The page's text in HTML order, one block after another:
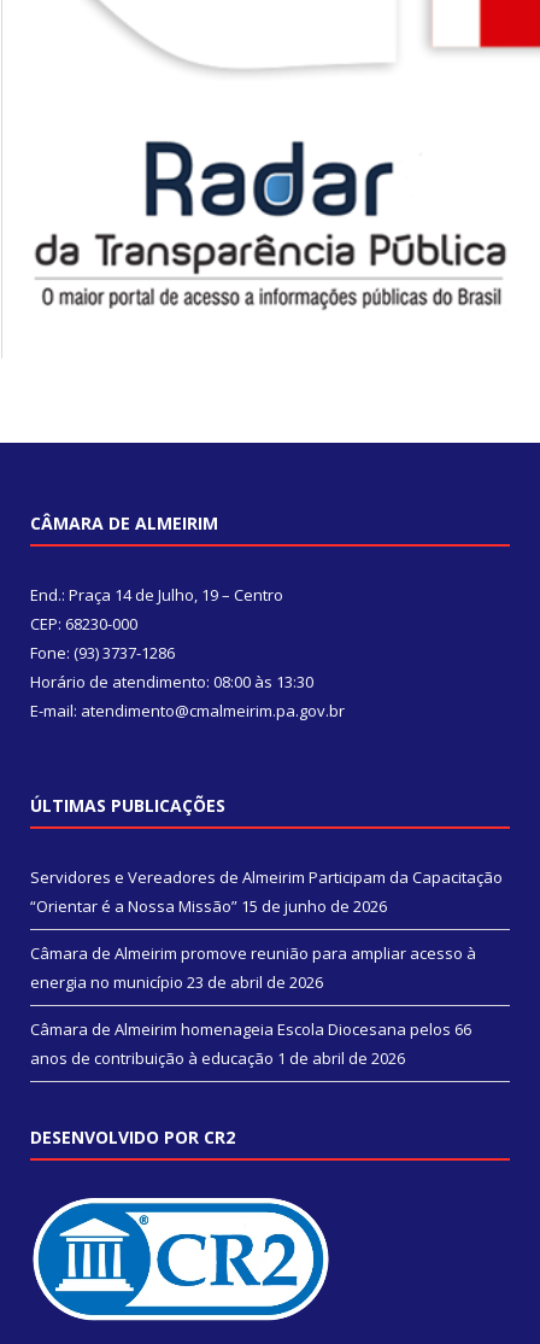
CÂMARA DE ALMEIRIM
End.: Praça 14 de Julho, 19 – Centro
CEP: 68230-000
Fone: (93) 3737-1286
Horário de atendimento: 08:00 às 13:30
E-mail: atendimento@cmalmeirim.pa.gov.br
ÚLTIMAS PUBLICAÇÕES
Servidores e Vereadores de Almeirim Participam da Capacitação
“Orientar é a Nossa Missão” 15 de junho de 2026
Câmara de Almeirim promove reunião para ampliar acesso à
energia no município 23 de abril de 2026
Câmara de Almeirim homenageia Escola Diocesana pelos 66
anos de contribuição à educação 1 de abril de 2026
DESENVOLVIDO POR CR2